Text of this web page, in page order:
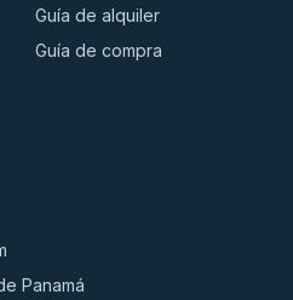
Guía de alquiler
Guía de compra
Panamá